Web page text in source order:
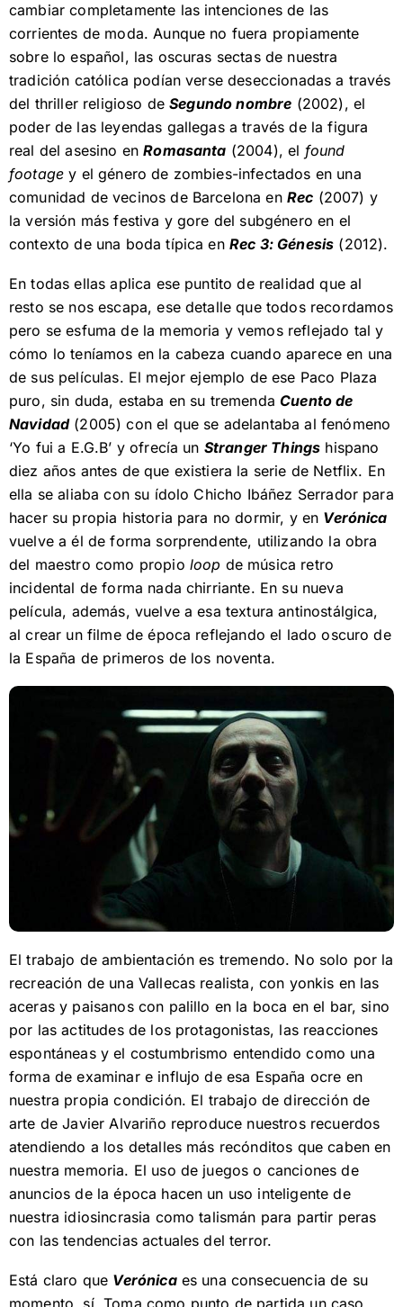
cambiar completamente las intenciones de las
corrientes de moda. Aunque no fuera propiamente
sobre lo español, las oscuras sectas de nuestra
tradición católica podían verse deseccionadas a través
del thriller religioso deSegundo nombre (2002), el
poder de las leyendas gallegas a través de la figura
real del asesino enRomasanta (2004), el found
footage y el género de zombies-infectados en una
comunidad de vecinos de Barcelona en Rec (2007) y
la versión más festiva y gore del subgénero en el
contexto de una boda típica en Rec 3: Génesis (2012).
En todas ellas aplica ese puntito de realidad que al
resto se nos escapa, ese detalle que todos recordamos
pero se esfuma de la memoria y vemos reflejado tal y
cómo lo teníamos en la cabeza cuando aparece en una
de sus películas. El mejor ejemplo de ese Paco Plaza
puro, sin duda, estaba en su tremenda Cuento de
Navidad(2005) con el que se adelantaba al fenómeno
‘Yo fui a E.G.B’ y ofrecía un Stranger Things hispano
diez años antes de que existiera la serie de Netflix. En
ella se aliaba con su ídolo Chicho Ibáñez Serrador para
hacer su propia historia para no dormir, y en Verónica
vuelve a él de forma sorprendente, utilizando la obra
del maestro como propio loop de música retro
incidental de forma nada chirriante. En su nueva
película, además, vuelve a esa textura antinostálgica,
al crear un filme de época reflejando el lado oscuro de
la España de primeros de los noventa.
El trabajo de ambientación es tremendo. No solo por la
recreación de una Vallecas realista, con yonkis en las
aceras y paisanos con palillo en la boca en el bar, sino
por las actitudes de los protagonistas, las reacciones
espontáneas y el costumbrismo entendido como una
forma de examinar e influjo de esa España ocre en
nuestra propia condición. El trabajo de dirección de
arte de Javier Alvariño reproduce nuestros recuerdos
atendiendo a los detalles más recónditos que caben en
nuestra memoria. El uso de juegos o canciones de
anuncios de la época hacen un uso inteligente de
nuestra idiosincrasia como talismán para partir peras
con las tendencias actuales del terror.
Está claro que Verónicaes una consecuencia de su
momento, sí. Toma como punto de partida un caso